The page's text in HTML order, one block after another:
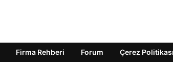
Firma Rehberi Forum Çerez